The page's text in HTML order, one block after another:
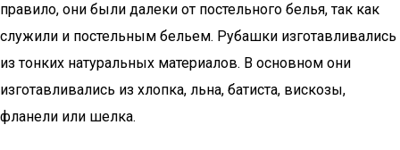
правило, они были далеки от постельного белья, так как
служили и постельным бельем. Рубашки изготавливались
из тонких натуральных материалов. В основном они
изготавливались из хлопка, льна, батиста, вискозы,
фланели или шелка.